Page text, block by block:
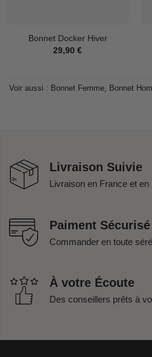
Bonnet Docker Hiver
29,90 €
Voir aussi : Bonnet Femme, Bonnet
Livraison Suivie
Livraison en France et en
Paiment Sécurisé
Commander en toute
À votre Écoute
Des conseillers prêts à